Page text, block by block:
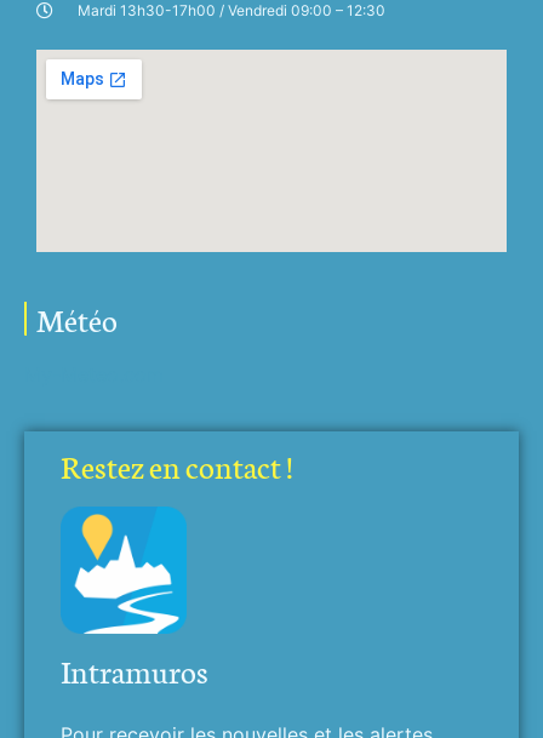
Mardi 13h30-17h00 / Vendredi 09:00 – 12:30
Météo
Restez en contact !
Intramuros